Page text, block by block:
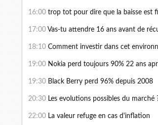
16:00 trop tot pour dire que la baisse est
17:00 Vas-tu attendre 16 ans avant de
18:10 Comment investir dans cet
19:00 Nokia perd toujours 90% 22 ans
19:30 Black Berry perd 96% depuis 2008
20:30 Les evolutions possibles du marché
22:00 La valeur refuge en cas d'inflation